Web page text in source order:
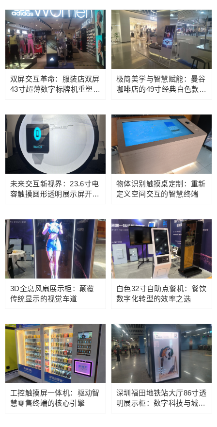
双屏交互革命：服装店双屏
43寸超薄数字标牌机重塑零
极简美学与智慧赋能：曼谷
咖啡店的49寸经典白色款数
未来交互新视界：23.6寸电
容触摸圆形透明展示屏开启
物体识别触摸桌定制：重新
定义空间交互的智慧终端
3D全息风扇展示柜：颠覆
传统显示的视觉车道
白色32寸自助点餐机：餐饮
数字化转型的效率之选
工控触摸屏一体机：驱动智
慧零售终端的核心引擎
深圳福田地铁站大厅86寸透
明展示柜：数字科技与城市